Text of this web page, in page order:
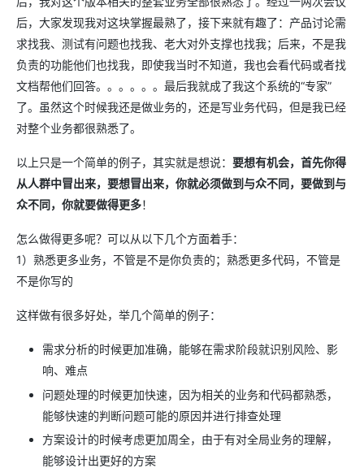
后，大家发现我对这块掌握最熟了，接下来就有趣了：产品讨论需
求找我、测试有问题也找我、老大对外支撑也找我；后来，不是我
负责的功能他们也找我，即使我当时不知道，我也会看代码或者找
文档帮他们回答。。。。。。最后我就成了我这个系统的“专家”
了。虽然这个时候我还是做业务的，还是写业务代码，但是我已经
对整个业务都很熟悉了。
以上只是一个简单的例子，其实就是想说： 要想有机会，首先你得
从人群中冒出来，要想冒出来，你就必须做到与众不同，要做到与
众不同，你就要做得更多！
怎么做得更多呢？可以从以下几个方面着手：
1）熟悉更多业务，不管是不是你负责的；熟悉更多代码，不管是
不是你写的
这样做有很多好处，举几个简单的例子：
需求分析的时候更加准确，能够在需求阶段就识别风险、影
响、难点
问题处理的时候更加快速，因为相关的业务和代码都熟悉，
能够快速的判断问题可能的原因并进行排查处理
方案设计的时候考虑更加周全，由于有对全局业务的理解，
能够设计出更好的方案